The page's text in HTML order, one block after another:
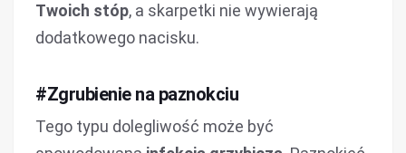
Twoich stóp, a skarpetki nie wywierają
dodatkowego nacisku.
#Zgrubienie na paznokciu
Tego typu dolegliwość może być